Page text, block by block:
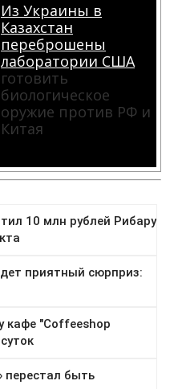
Из Украины в
Казахстан
переброшены
лаборатории США
готовить
биологическое
оружие против РФ и
Китая